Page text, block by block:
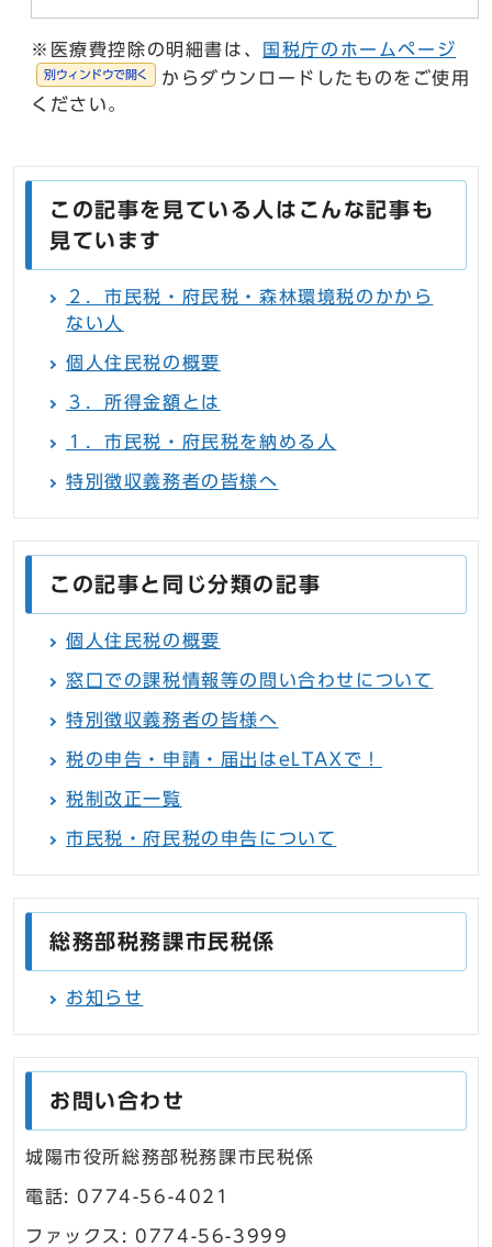
※医療費控除の明細書は、 国税庁のホームページ
別ウィンドウで開く
からダウンロードしたものをご使用
ください。
この記事を見ている人はこんな記事も
見ています
２．市民税・府民税・森林環境税のかから
ない人
個人住民税の概要
３．所得金額とは
１．市民税・府民税を納める人
特別徴収義務者の皆様へ
この記事と同じ分類の記事
個人住民税の概要
窓口での課税情報等の問い合わせについて
特別徴収義務者の皆様へ
税の申告・申請・届出はeLTAXで！
税制改正一覧
市民税・府民税の申告について
総務部税務課市民税係
お知らせ
お問い合わせ
城陽市役所総務部税務課市民税係
電話: 0774-56-4021
ファックス: 0774-56-3999